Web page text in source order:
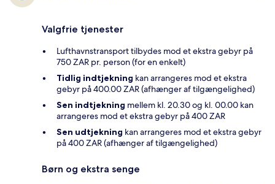
Valgfrie tjenester
Lufthavnstransport tilbydes mod et ekstra gebyr på
750 ZAR pr. person (for en enkelt)
Tidlig indtjekning kan arrangeres mod et ekstra
gebyr på 400.00 ZAR (afhænger af tilgængelighed)
Sen indtjekning mellem kl. 20.30 og kl. 00.00 kan
arrangeres mod et ekstra gebyr på 400 ZAR
Sen udtjekning kan arrangeres mod et ekstra gebyr
på 400 ZAR (afhænger af tilgængelighed)
Børn og ekstra senge